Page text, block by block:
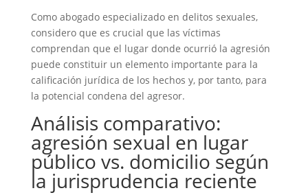
Como abogado especializado en delitos sexuales,
considero que es crucial que las víctimas
comprendan que el lugar donde ocurrió la agresión
puede constituir un elemento importante para la
calificación jurídica de los hechos y, por tanto, para
la potencial condena del agresor.
Análisis comparativo:
agresión sexual en lugar
público vs. domicilio según
la jurisprudencia reciente